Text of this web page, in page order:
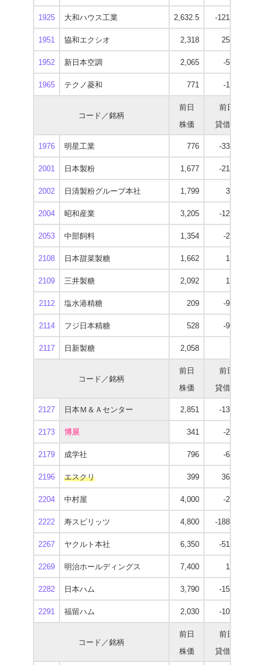
1925 大和ハウス工業 2,632.5 -121,400
1951 協和エクシオ 2,318 25,300
1952 新日本空調 2,065 -5,600
1965 テクノ菱和 771 -1,000
コード／銘柄
前日
株価
前日
貸借残
1976 明星工業 776 -33,200
2001 日本製粉 1,677 -21,600
2002 日清製粉グループ本社 1,799 3,100
2004 昭和産業 3,205 -12,500
2053 中部飼料 1,354 -2,200
2108 日本甜菜製糖 1,662 1,100
2109 三井製糖 2,092 1,600
2112 塩水港精糖 209 -9,800
2114 フジ日本精糖 528 -9,500
2117 日新製糖 2,058
コード／銘柄
前日
株価
前日
貸借残
2127 日本Ｍ＆Ａセンター 2,851 -13,700
2173 博展 341 -2,800
2179 成学社 796 -6,400
2196 エスクリ 399 36,500
2204 中村屋 4,000 -2,600
2222 寿スピリッツ 4,800 -188,300
2267 ヤクルト本社 6,350 -51,500
2269 明治ホールディングス 7,400 1,600
2282 日本ハム 3,790 -15,400
2291 福留ハム 2,030 -10,400
コード／銘柄
前日
株価
前日
貸借残